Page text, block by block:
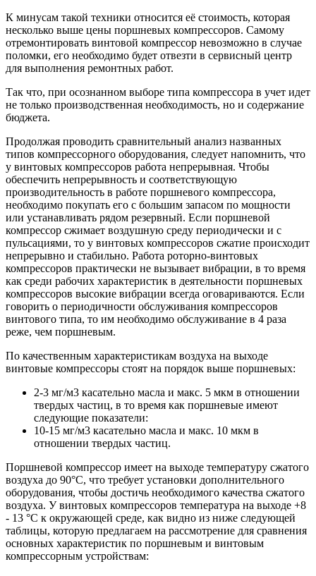
К минусам такой техники относится её стоимость, которая
несколько выше цены поршневых компрессоров. Самому
отремонтировать винтовой компрессор невозможно в случае
поломки, его необходимо будет отвезти в сервисный центр
для выполнения ремонтных работ.
Так что, при осознанном выборе типа компрессора в учет идет
не только производственная необходимость, но и содержание
бюджета.
Продолжая проводить сравнительный анализ названных
типов компрессорного оборудования, следует напомнить, что
у винтовых компрессоров работа непрерывная. Чтобы
обеспечить непрерывность и соответствующую
производительность в работе поршневого компрессора,
необходимо покупать его с большим запасом по мощности
или устанавливать рядом резервный. Если поршневой
компрессор сжимает воздушную среду периодически и с
пульсациями, то у винтовых компрессоров сжатие происходит
непрерывно и стабильно. Работа роторно-винтовых
компрессоров практически не вызывает вибрации, в то время
как среди рабочих характеристик в деятельности поршневых
компрессоров высокие вибрации всегда оговариваются. Если
говорить о периодичности обслуживания компрессоров
винтового типа, то им необходимо обслуживание в 4 раза
реже, чем поршневым.
По качественным характеристикам воздуха на выходе
винтовые компрессоры стоят на порядок выше поршневых:
2-3 мг/м3 касательно масла и макс. 5 мкм в отношении
твердых частиц, в то время как поршневые имеют
следующие показатели:
10-15 мг/м3 касательно масла и макс. 10 мкм в
отношении твердых частиц.
Поршневой компрессор имеет на выходе температуру сжатого
воздуха до 90°C, что требует установки дополнительного
оборудования, чтобы достичь необходимого качества сжатого
воздуха. У винтовых компрессоров температура на выходе +8
- 13 °C к окружающей среде, как видно из ниже следующей
таблицы, которую предлагаем на рассмотрение для сравнения
основных характеристик по поршневым и винтовым
компрессорным устройствам: